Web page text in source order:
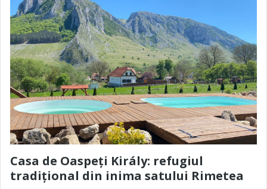
Casa de Oaspeți Király: refugiul
tradițional din inima satului Rimetea